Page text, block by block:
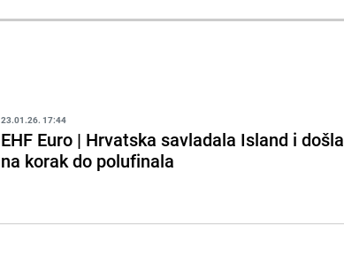
23.01.26. 17:44
EHF Euro | Hrvatska savladala Island i došla
na korak do polufinala